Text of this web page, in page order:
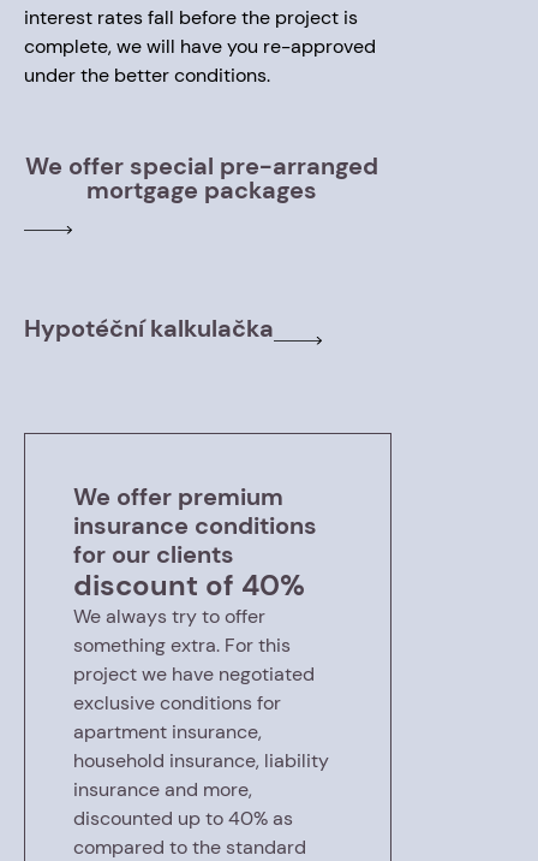
interest rates fall before the project is
complete, we will have you re-approved
under the better conditions.
We offer special pre-arranged
mortgage packages
Hypotéční kalkulačka
We offer premium
insurance conditions
for our clients
discount of 40%
We always try to offer
something extra. For this
project we have negotiated
exclusive conditions for
apartment insurance,
household insurance, liability
insurance and more,
discounted up to 40% as
compared to the standard